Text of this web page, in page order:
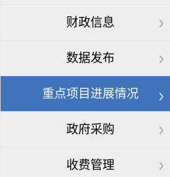
财政信息
数据发布
重点项目进展情况
政府采购
收费管理